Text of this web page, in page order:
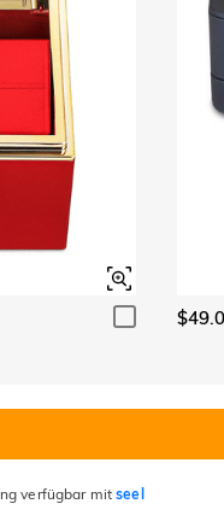
verfügbar mitseel